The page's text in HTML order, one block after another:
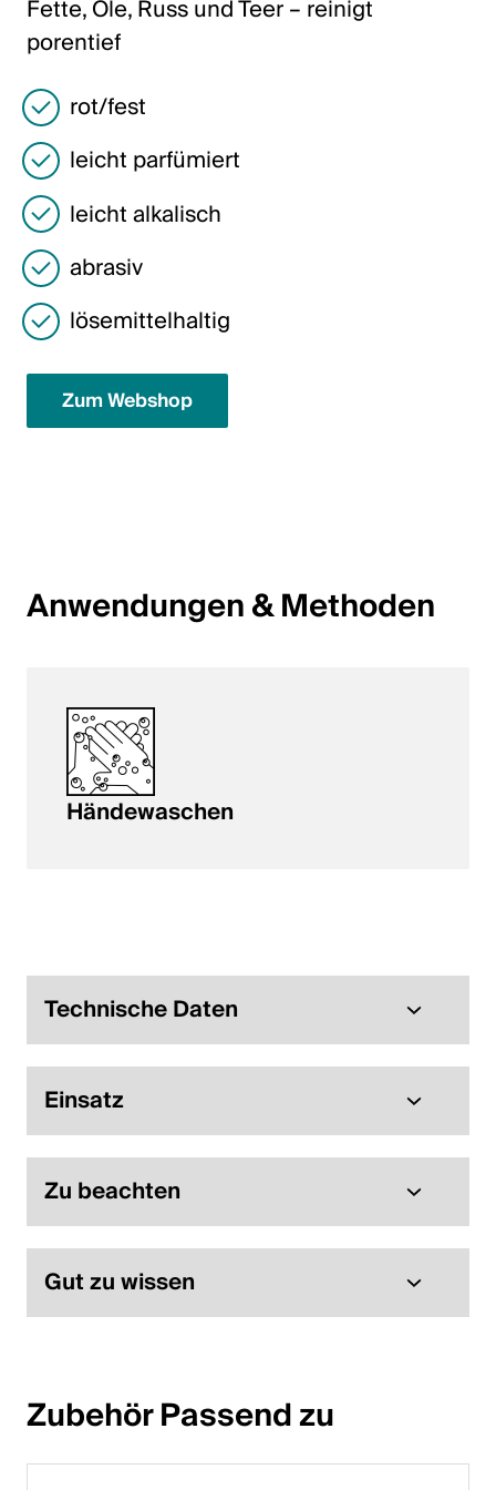
Italiano
English
Österreich
Deutsch
English
Deutschland
Deutsch
English
Polen
Fette, Öle, Russ und Teer – reinigt
porentief
rot/fest
leicht parfümiert
leicht alkalisch
abrasiv
lösemittelhaltig
Zum Webshop
Anwendungen & Methoden
Händewaschen
Technische Daten
Einsatz
Zu beachten
Gut zu wissen
Zubehör Passend zu